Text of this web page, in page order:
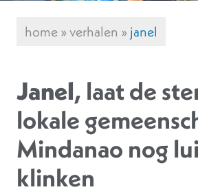
home»verhalen »janel
Janel, laat de
lokale
Mindanao nog
klinken